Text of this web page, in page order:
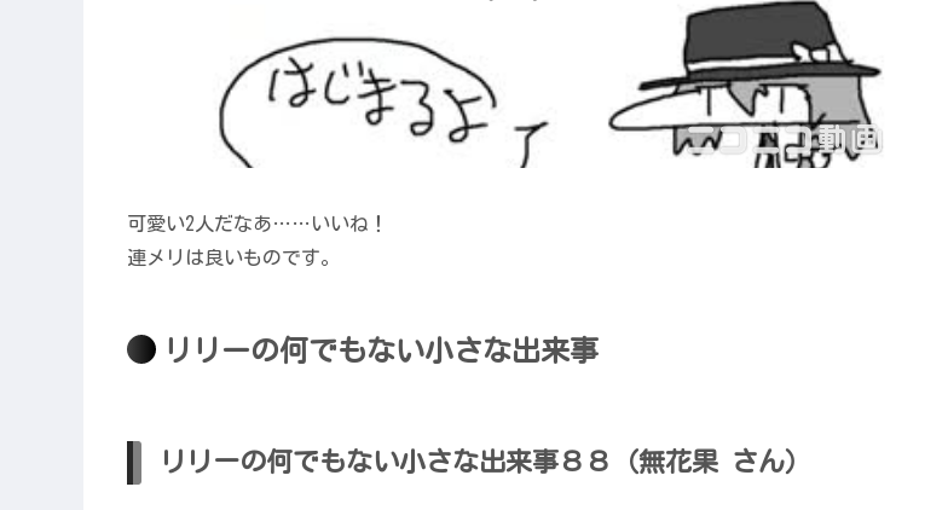
可愛い2人だなあ……いいね！
連メリは良いものです。
リリーの何でもない小さな出来事
リリーの何でもない小さな出来事８８（無花果 さん）